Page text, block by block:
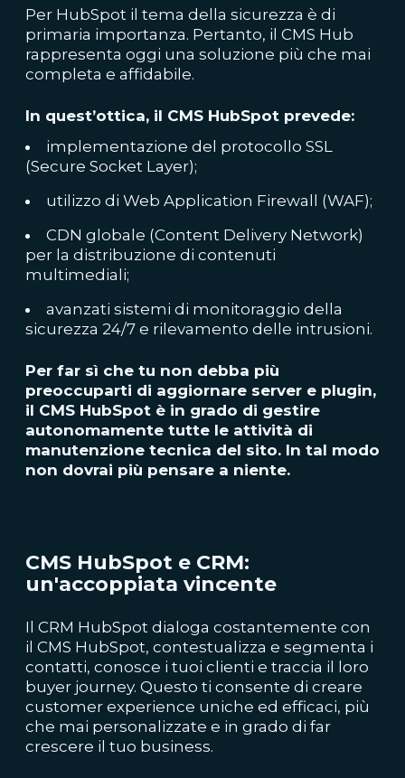
Per HubSpot il tema della sicurezza è di
primaria importanza. Pertanto, il CMS Hub
rappresenta oggi una soluzione più che mai
completa e affidabile.
In quest’ottica, il CMS HubSpot prevede:
implementazione del protocollo SSL
(Secure Socket Layer);
utilizzo di Web Application Firewall (WAF);
CDN globale (Content Delivery Network)
per la distribuzione di contenuti
multimediali;
avanzati sistemi di monitoraggio della
sicurezza 24/7 e rilevamento delle intrusioni.
Per far sì che tu non debba più
preoccuparti di aggiornare server e plugin,
il CMS HubSpot è in grado di gestire
autonomamente tutte le attività di
manutenzione tecnica del sito. In tal modo
non dovrai più pensare a niente.
CMS HubSpot e CRM:
un'accoppiata vincente
Il CRM HubSpot dialoga costantemente con
il CMS HubSpot, contestualizza e segmenta i
contatti, conosce i tuoi clienti e traccia il loro
buyer journey. Questo ti consente di creare
customer experience uniche ed efficaci, più
che mai personalizzate e in grado di far
crescere il tuo business.